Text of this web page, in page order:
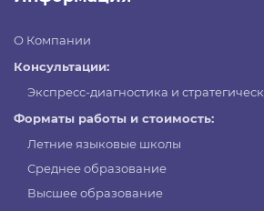
О Компании
Консультации:
Экспресс-диагностика и
Форматы работы и стоимость:
Летние языковые школы
Среднее образование
Высшее образование